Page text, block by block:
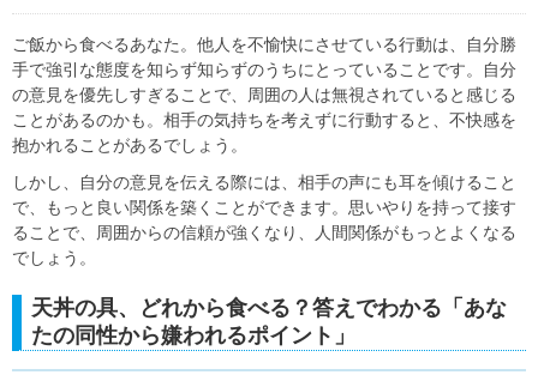
ご飯から食べるあなた。他人を不愉快にさせている行動は、自分勝
手で強引な態度を知らず知らずのうちにとっていることです。自分
の意見を優先しすぎることで、周囲の人は無視されていると感じる
ことがあるのかも。相手の気持ちを考えずに行動すると、不快感を
抱かれることがあるでしょう。
しかし、自分の意見を伝える際には、相手の声にも耳を傾けること
で、もっと良い関係を築くことができます。思いやりを持って接す
ることで、周囲からの信頼が強くなり、人間関係がもっとよくなる
でしょう。
天丼の具、どれから食べる？答えでわかる「あな
たの同性から嫌われるポイント」